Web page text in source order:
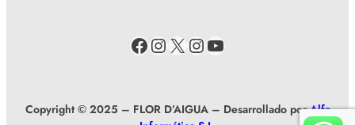
Facebook
Instagram
X Instagram
YouTube
Copyright © 2025 – FLOR D’AIGUA – Desarrollado porAlfa